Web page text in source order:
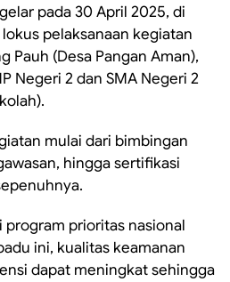
pada 30 April 2025, di
pelaksanaan kegiatan
Pauh (Desa Pangan Aman),
Negeri 2 dan SMA Negeri 2
mulai dari bimbingan
hingga sertifikasi
program prioritas nasional
ini, kualitas keamanan
dapat meningkat sehingga